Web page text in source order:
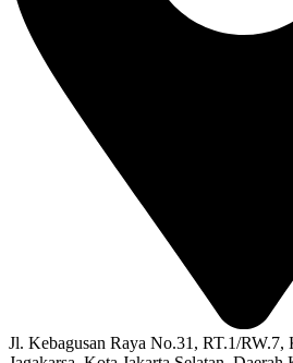
Jl. Kebagusan Raya No.31, RT.1/RW.7,